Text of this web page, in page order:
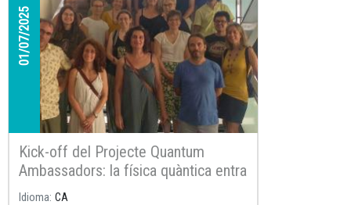
01/07/2025
Kick-off del Projecte Quantum
Ambassadors: la física quàntica entra
als instituts
Idioma CA